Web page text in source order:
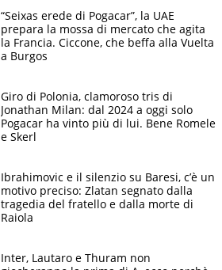
“Seixas erede di Pogacar”, la UAE
prepara la mossa di mercato che agita
la Francia. Ciccone, che beffa alla Vuelta
a Burgos
Giro di Polonia, clamoroso tris di
Jonathan Milan: dal 2024 a oggi solo
Pogacar ha vinto più di lui. Bene Romele
e Skerl
Ibrahimovic e il silenzio su Baresi, c’è un
motivo preciso: Zlatan segnato dalla
tragedia del fratello e dalla morte di
Raiola
Inter, Lautaro e Thuram non